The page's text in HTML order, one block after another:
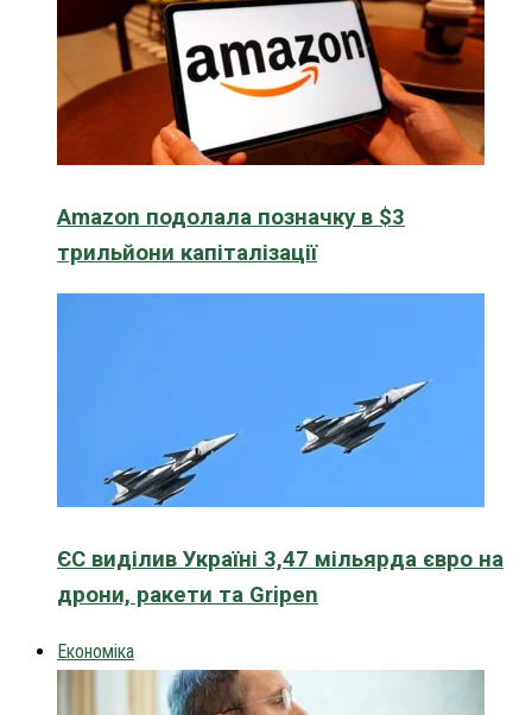
Amazon подолала позначку в $3
трильйони капіталізації
ЄС виділив Україні 3,47 мільярда євро на
дрони, ракети та Gripen
Економіка